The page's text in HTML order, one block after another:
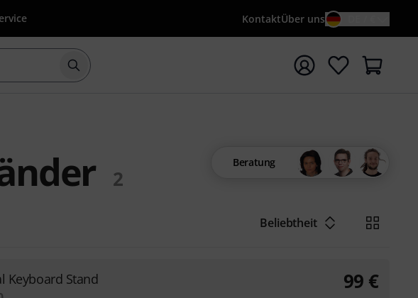
KontaktÜber uns
Suche mit Suchwort {searchTerm} starten
2
Beratung
Beliebtheit
Keyboard Stand 99 €